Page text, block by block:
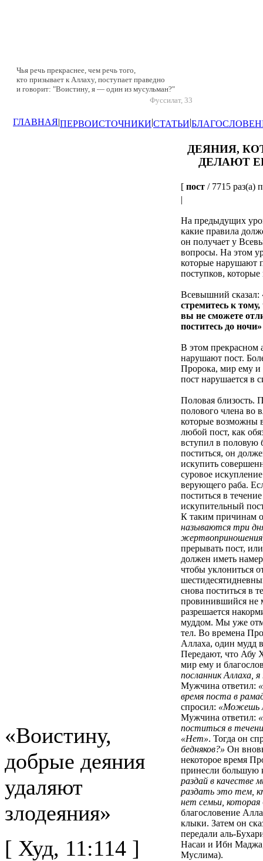
Чья речь прекраснее, чем речь того,
кто призывает к Аллаху, поступает праведно
и говорит: "Воистину, я — один из мусульман?"
Фуссилат, 33
ГЛАВНАЯ|ПЕРВОИСТОЧНИКИ|СТАТЬИ|
«Воистину,
добрые деяния
удаляют
злодеяния»
[ Худ, 11:114 ]
ДЕЯНИЯ,
ДЕЛАЮТ
[ пост / 7715 раз(а)
|
На предыдущих
какие правила
он получает у
вопросы. На этом
которые нарушают
поступков,
Всевышний сказал:
стремитесь к
вы не сможете
поститесь до ночи»
В этом прекрасном
нарушают пост.
Пророка, мир ему и
пост нарушается в
Половая близость.
полового члена во
которые возможны
любой пост, как
вступил в половую
поститься, он
искупить
суровое
верующего раба.
поститься в
искупительный
К таким причинам
называются три
жертвоприношения
прерывать пост,
должен иметь
чтобы уклониться
снова поститься в
провинившийся не
разрешается
муддом. Мы уже
тел. Во времена
Аллаха, один мудд
Передают, что Абу
мир ему и
посланник Аллаха, я
Мужчина ответил:
время поста в
спросил: «Можешь
Мужчина ответил:
поститься в
«Нет». Тогда он
бедняков?» Он
некоторое время
принесли большую
раздай в качестве
раздать это тем,
нет семьи,
благословение
клыки. Затем он
передали аль-
Насаи и Ибн Маджа,
Муслима).